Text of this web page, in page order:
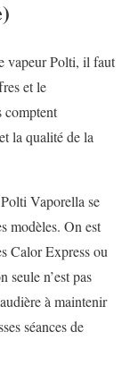
vapeur Polti, il faut
et le
comptent
la qualité de la
Vaporella se
modèles. On est
Calor Express ou
seule n’est pas
à maintenir
séances de